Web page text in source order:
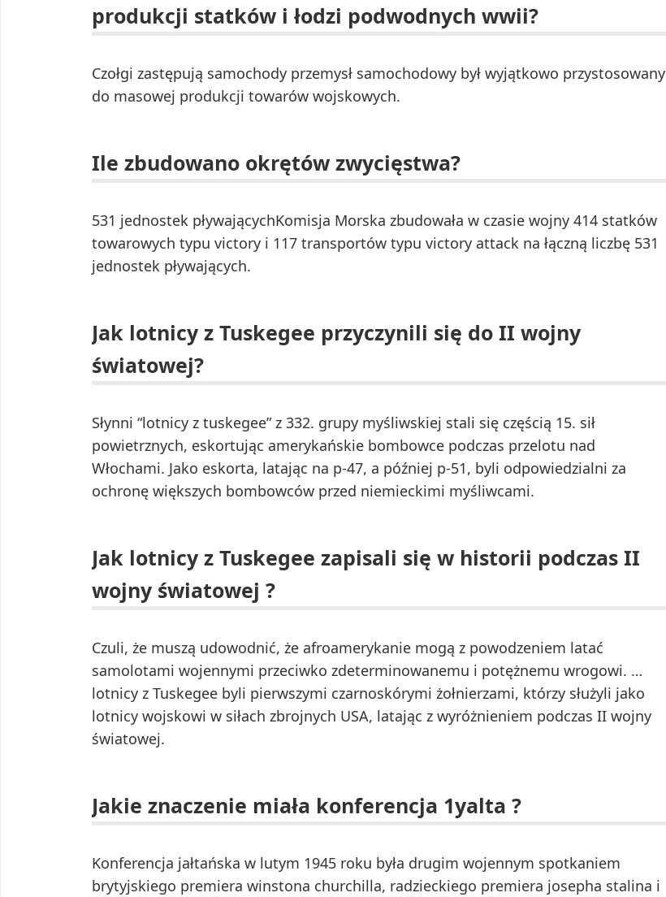
produkcji statków i łodzi podwodnych wwii?
Czołgi zastępują samochody przemysł samochodowy był wyjątkowo przystosowany
do masowej produkcji towarów wojskowych.
Ile zbudowano okrętów zwycięstwa?
531 jednostek pływającychKomisja Morska zbudowała w czasie wojny 414 statków
towarowych typu victory i 117 transportów typu victory attack na łączną liczbę 531
jednostek pływających.
Jak lotnicy z Tuskegee przyczynili się do II wojny
światowej?
Słynni “lotnicy z tuskegee” z 332. grupy myśliwskiej stali się częścią 15. sił
powietrznych, eskortując amerykańskie bombowce podczas przelotu nad
Włochami. Jako eskorta, latając na p-47, a później p-51, byli odpowiedzialni za
ochronę większych bombowców przed niemieckimi myśliwcami.
Jak lotnicy z Tuskegee zapisali się w historii podczas II
wojny światowej ?
Czuli, że muszą udowodnić, że afroamerykanie mogą z powodzeniem latać
samolotami wojennymi przeciwko zdeterminowanemu i potężnemu wrogowi. …
lotnicy z Tuskegee byli pierwszymi czarnoskórymi żołnierzami, którzy służyli jako
lotnicy wojskowi w siłach zbrojnych USA, latając z wyróżnieniem podczas II wojny
światowej.
Jakie znaczenie miała konferencja 1yalta ?
Konferencja jałtańska w lutym 1945 roku była drugim wojennym spotkaniem
brytyjskiego premiera winstona churchilla, radzieckiego premiera josepha stalina i